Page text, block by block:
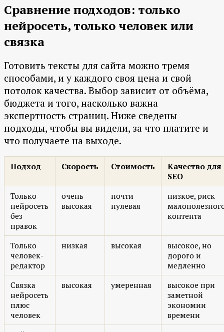
Сравнение подходов: только
нейросеть, только человек или
связка
Готовить тексты для сайта можно тремя
способами, и у каждого своя цена и свой
потолок качества. Выбор зависит от объёма,
бюджета и того, насколько важна
экспертность страниц. Ниже сведены
подходы, чтобы вы видели, за что платите и
что получаете на выходе.
Подход Скорость Стоимость
Качество для
SEO
Только
нейросеть
без
правок
очень
высокая
почти
нулевая
низкое, риск
контента
Только
человек-
редактор
низкая высокая
высокое, но
дорого и
медленно
Связка
нейросеть
плюс
человек
высокая умеренная
высокое при
заметной
экономии
времени